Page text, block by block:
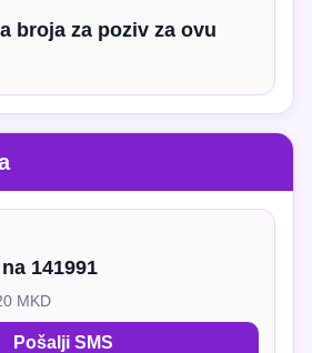
broja za poziv za ovu
141991
MKD
Pošalji SMS